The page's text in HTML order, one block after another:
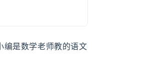
编是数学老师教的语文